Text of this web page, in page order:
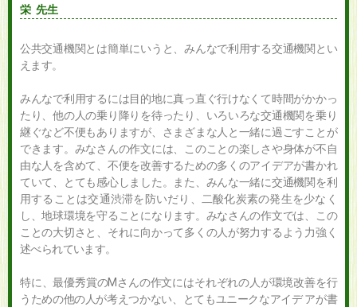
栄 先生
公共交通機関とは簡単にいうと、みんなで利用する交通機関とい
えます。
みんなで利用するには目的地に真っ直ぐ行けなくて時間がかかっ
たり、他の人の乗り降りを待ったり、いろいろな交通機関を乗り
継ぐなど不便もありますが、さまざまな人と一緒に過ごすことが
できます。みなさんの作文には、このことの楽しさや身体が不自
由な人を含めて、不便を改善するための多くのアイデアが書かれ
ていて、とても感心しました。また、みんな一緒に交通機関を利
用することは交通渋滞を防いだり、二酸化炭素の発生を少なく
し、地球環境を守ることになります。みなさんの作文では、この
ことの大切さと、それに向かって多くの人が努力するよう力強く
述べられています。
特に、最優秀賞のMさんの作文にはそれぞれの人が環境改善を行
うための他の人が考えつかない、とてもユニークなアイデ アが書